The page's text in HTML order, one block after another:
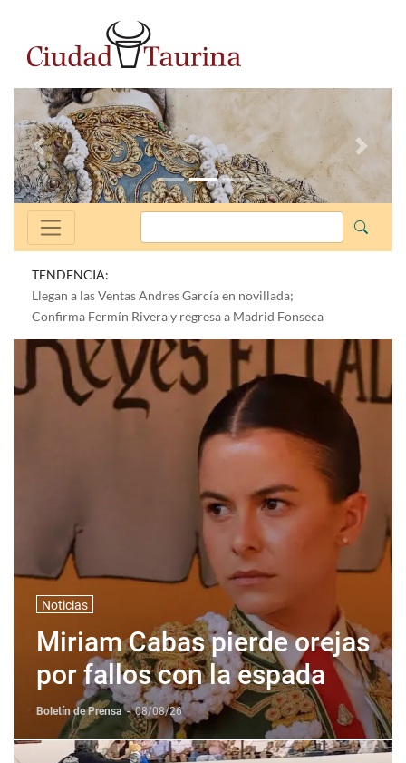
Anterior
TENDENCIA:
Llegan a las Ventas Andres García en novillada;
Confirma Fermín Rivera y regresa a Madrid Fonseca
Noticias
Miriam Cabas pierde orejas
por fallos con la espada
Boletín de Prensa 08/08/26